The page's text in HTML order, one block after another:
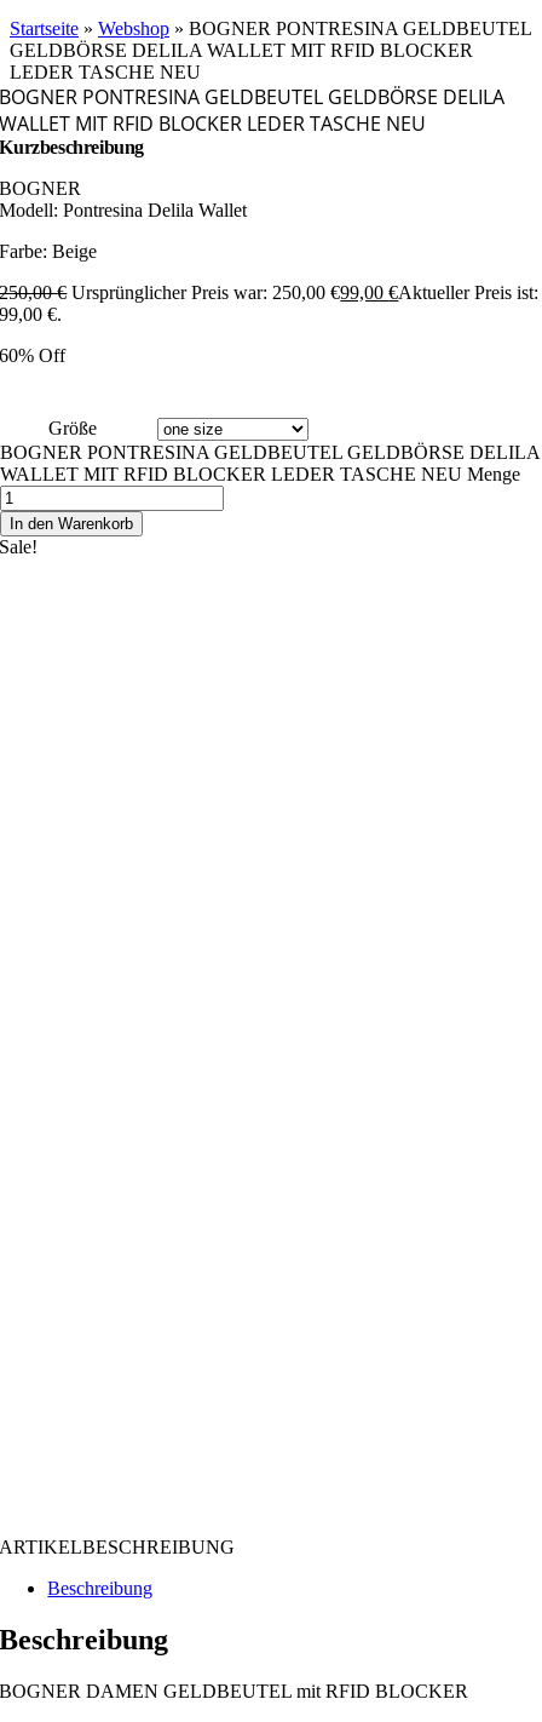
Startseite » Webshop » BOGNER PONTRESINA GELDBEUTEL
GELDBÖRSE DELILA WALLET MIT RFID BLOCKER
LEDER TASCHE NEU
BOGNER PONTRESINA GELDBEUTEL GELDBÖRSE DELILA
WALLET MIT RFID BLOCKER LEDER TASCHE NEU
Kurzbeschreibung
BOGNER
Modell: Pontresina Delila Wallet
Farbe: Beige
250,00€ Ursprünglicher Preis war: 250,00 €99,00€Aktueller Preis ist:
99,00 €.
60% Off
Größe
BOGNER PONTRESINA GELDBEUTEL GELDBÖRSE DELILA
WALLET MIT RFID BLOCKER LEDER TASCHE NEU Menge
In den Warenkorb
Sale!
ARTIKELBESCHREIBUNG
Beschreibung
Beschreibung
BOGNER DAMEN GELDBEUTEL mit RFID BLOCKER